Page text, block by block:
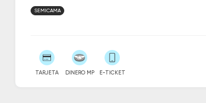
SEMICAMA
TARJETA DINERO MP E-TICKET